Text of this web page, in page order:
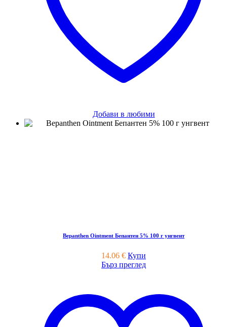
Добави в любими
Bepanthen Ointment Бепантен 5% 100 г унгвент
14.06 € Купи
Бърз преглед